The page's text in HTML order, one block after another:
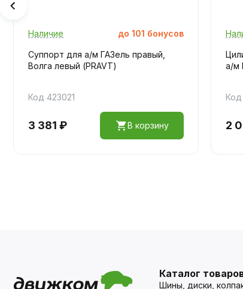
Наличие до 101 бонусов
Суппорт для а/м ГАЗель правый,
Волга левый (PRAVT)
Код 423021
3 381 ₽ В корзину
а/м
Код
2
Каталог
Шины, диски,